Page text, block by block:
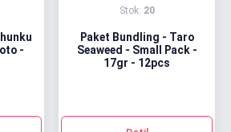
-
Stok: 20
Paket Bundling - Taro
Seaweed - Small Pack -
17gr - 12pcs